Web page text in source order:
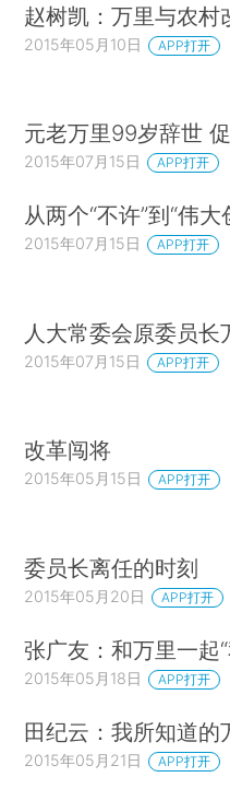
赵树凯：万里与农村
2015年05月10日 APP打开
元老万里99岁辞世
2015年07月15日 APP打开
从两个“不许”到“伟大
2015年07月15日 APP打开
人大常委会原委员长
2015年07月15日 APP打开
改革闯将
2015年05月15日 APP打开
委员长离任的时刻
2015年05月20日 APP打开
张广友：和万里一起
2015年05月18日 APP打开
田纪云：我所知道的
2015年05月21日 APP打开